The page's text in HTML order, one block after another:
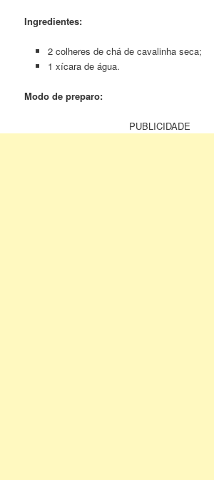
Ingredientes:
2 colheres de chá de cavalinha seca;
1 xícara de água.
Modo de preparo:
PUBLICIDADE